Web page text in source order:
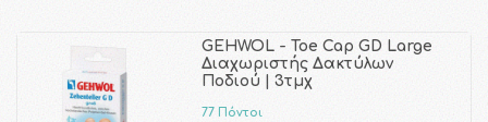
GEHWOL - Toe Cap GD Large
Διαχωριστής Δακτύλων
Ποδιού | 3τμχ
77 Πόντοι